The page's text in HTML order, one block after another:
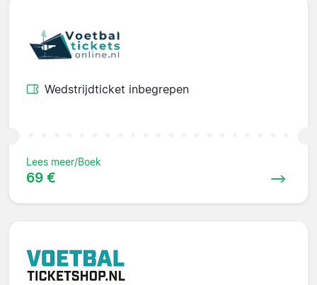
Wedstrijdticket inbegrepen
Lees meer/Boek
69 €